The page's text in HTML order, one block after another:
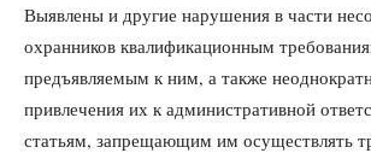
Выявлены и другие нарушения в части
охранников квалификационным
предъявляемым к ним, а также
привлечения их к административной
статьям, запрещающим им осуществлять